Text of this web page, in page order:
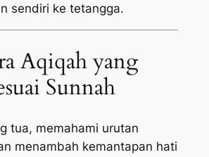
sendiri ke tetangga.
Aqiqah yang
Sunnah
tua, memahami urutan
menambah kemantapan hati